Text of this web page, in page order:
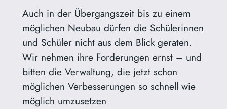
Auch in der Übergangszeit bis zu einem
möglichen Neubau dürfen die Schülerinnen
und Schüler nicht aus dem Blick geraten.
Wir nehmen ihre Forderungen ernst – und
bitten die Verwaltung, die jetzt schon
möglichen Verbesserungen so schnell wie
möglich umzusetzen